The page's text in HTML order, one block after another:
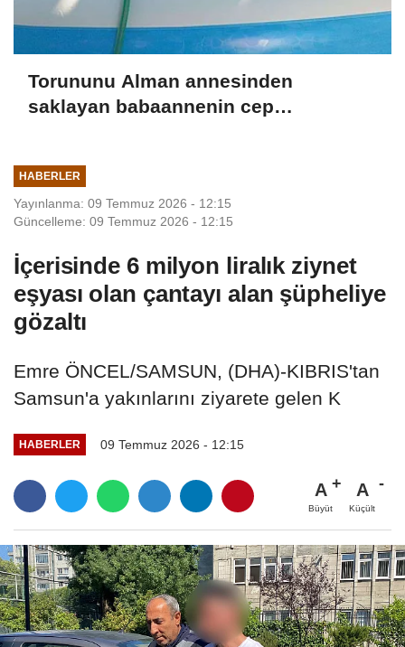
Torununu Alman annesinden
saklayan babaannenin cep
HABERLER
Yayınlanma: 09 Temmuz 2026 - 12:15
Güncelleme: 09 Temmuz 2026 - 12:15
İçerisinde 6 milyon liralık ziynet
eşyası olan çantayı alan şüpheliye
gözaltı
Emre ÖNCEL/SAMSUN, (DHA)-KIBRIS'tan
Samsun'a yakınlarını ziyarete gelen K
HABERLER 09 Temmuz 2026 - 12:15
A
Büyüt
A
Küçült